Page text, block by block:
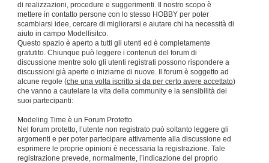
di realizzazioni, procedure e suggerimenti. Il nostro scopo è
mettere in contatto persone con lo stesso HOBBY per poter
scambiarsi idee, cercare di migliorarsi e aiutare chi ha necessità di
aiuto in campo Modellisitco.
Questo spazio è aperto a tutti gli utenti ed è completamente
gratutito. Chiunque può leggere i contenuti del forum di
discussione mentre solo gli utenti registrati possono rispondere a
discussioni già aperte o iniziarne di nuove. Il forum è soggetto ad
alcune regole (che una volta iscritto si da per certo avere accettato)
che vanno a cautelare la vita della community e la sensibilità dei
suoi partecipanti:
Modeling Time è un Forum Protetto.
Nel forum protetto, l’utente non registrato può soltanto leggere gli
argomenti e per poter partecipare attivamente alla discussione ed
esprimere le proprie opinioni è necessaria la registrazione. Tale
registrazione prevede, normalmente, l’indicazione del proprio